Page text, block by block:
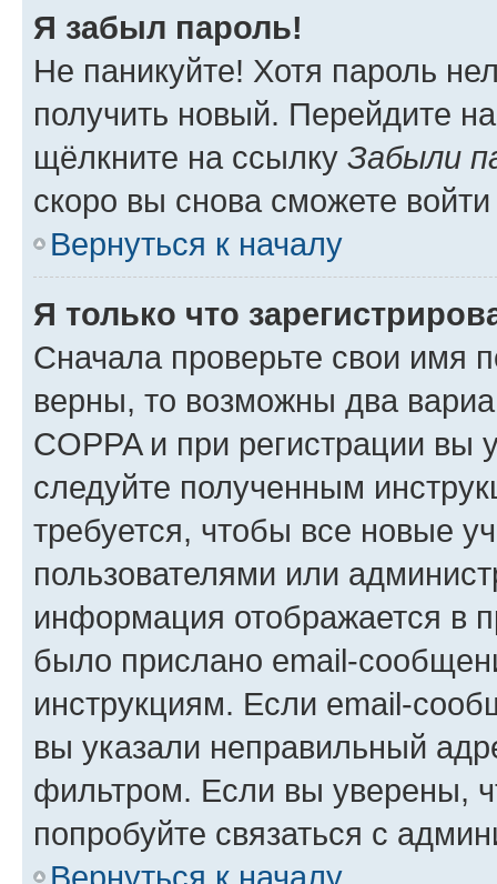
Я забыл пароль!
Не паникуйте! Хотя пароль
получить новый. Перейдите
щёлкните на ссылку Забыли
скоро вы снова сможете
Вернуться к началу
Я только что
Сначала проверьте свои имя
верны, то возможны два
COPPA и при регистрации вы
следуйте полученным
требуется, чтобы все новые
пользователями или
информация отображается в
было прислано email-
инструкциям. Если email-
вы указали неправильный
фильтром. Если вы уверены,
попробуйте связаться с
Вернуться к началу